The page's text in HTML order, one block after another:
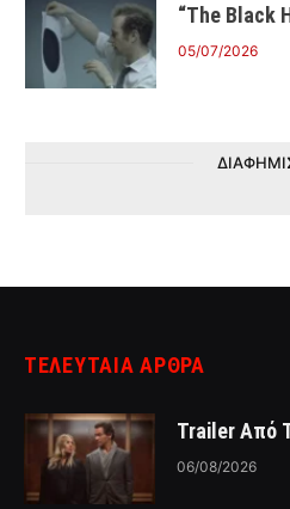
“The Black
05/07/2026
ΤΕΛΕΥΤΑΙΑ ΑΡΘΡΑ
Trailer Από
06/08/2026